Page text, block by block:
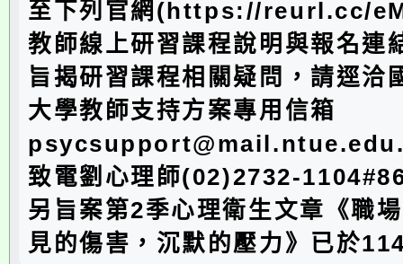
至下列官網(https://reurl.cc/
教師線上研習課程說明與報名連
旨揭研習課程相關疑問，請逕洽
大學教師支持方案專用信箱
致電劉心理師(02)2732-
另旨案第2季心理衛生文章《職
見的傷害，沉默的壓力》已於